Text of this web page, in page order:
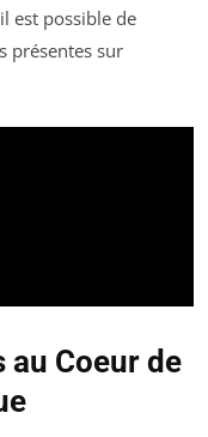
est possible de
présentes sur
au Coeur de